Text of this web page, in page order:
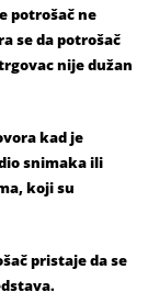
potrošač ne
se da potrošač
nije dužan
kad je
snimaka ili
koji su
pristaje da se